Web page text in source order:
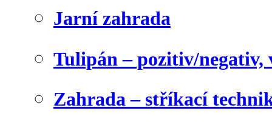
Jarní zahrada
Tulipán – pozitiv/negativ,
Zahrada – stříkací